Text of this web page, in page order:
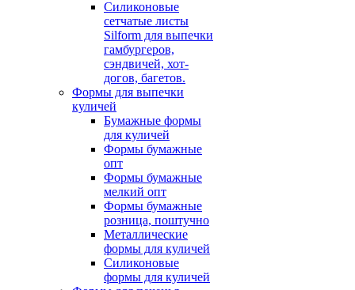
Силиконовые
сетчатые листы
Silform для выпечки
гамбургеров,
сэндвичей, хот-
догов, багетов.
Формы для выпечки
куличей
Бумажные формы
для куличей
Формы бумажные
опт
Формы бумажные
мелкий опт
Формы бумажные
розница, поштучно
Металлические
формы для куличей
Силиконовые
формы для куличей